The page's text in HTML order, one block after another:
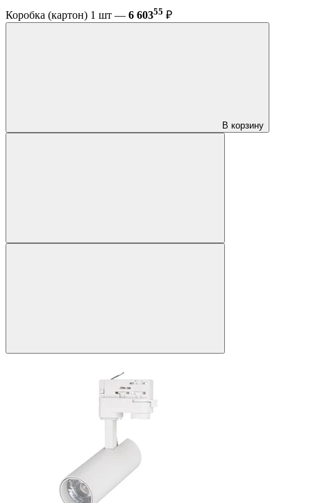
Коробка (картон) 1 шт — 6 60355 ₽
В корзину